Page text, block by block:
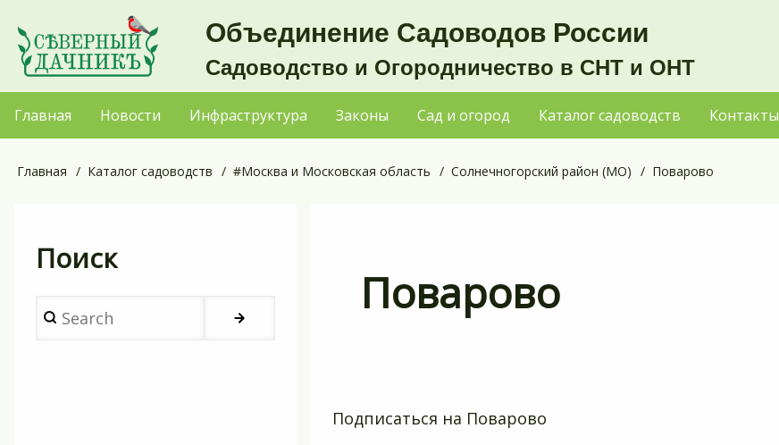
основному
Объединение Садоводов России
Садоводство и Огородничество в СНТ и ОНТ
Основная
навигация
Главная Новости Инфраструктура Законы Сад и огород Каталог садоводств Контакты
Строка
Главная Каталог садоводств #Москва и Московская область Солнечногорский район (МО) Поварово
Поиск
Search Поварово
Подписаться на Поварово